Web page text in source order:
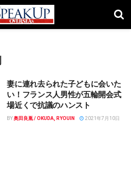
妻に連れ去られた子どもに会いた
い！フランス人男性が五輪開会式
場近くで抗議のハンスト
BY奥田良胤 / OKUDA, RYOUIN 2021年7月10日